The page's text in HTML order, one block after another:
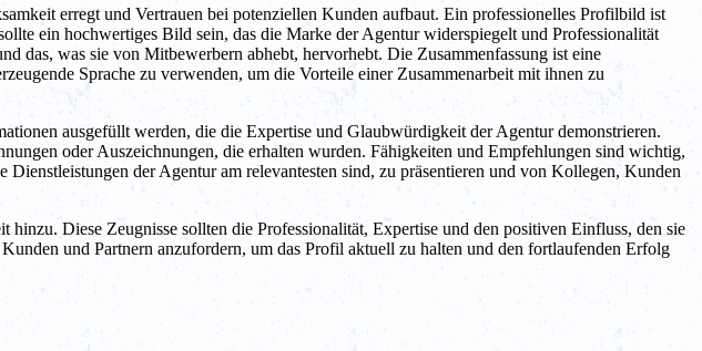
erregt und Vertrauen bei potenziellen Kunden aufbaut. Ein professionelles Profilbild ist
ein hochwertiges Bild sein, das die Marke der Agentur widerspiegelt und Professionalität
das, was sie von Mitbewerbern abhebt, hervorhebt. Die Zusammenfassung ist eine
Sprache zu verwenden, um die Vorteile einer Zusammenarbeit mit ihnen zu
ausgefüllt werden, die die Expertise und Glaubwürdigkeit der Agentur demonstrieren.
oder Auszeichnungen, die erhalten wurden. Fähigkeiten und Empfehlungen sind wichtig,
der Agentur am relevantesten sind, zu präsentieren und von Kollegen, Kunden
Diese Zeugnisse sollten die Professionalität, Expertise und den positiven Einfluss, den sie
und Partnern anzufordern, um das Profil aktuell zu halten und den fortlaufenden Erfolg